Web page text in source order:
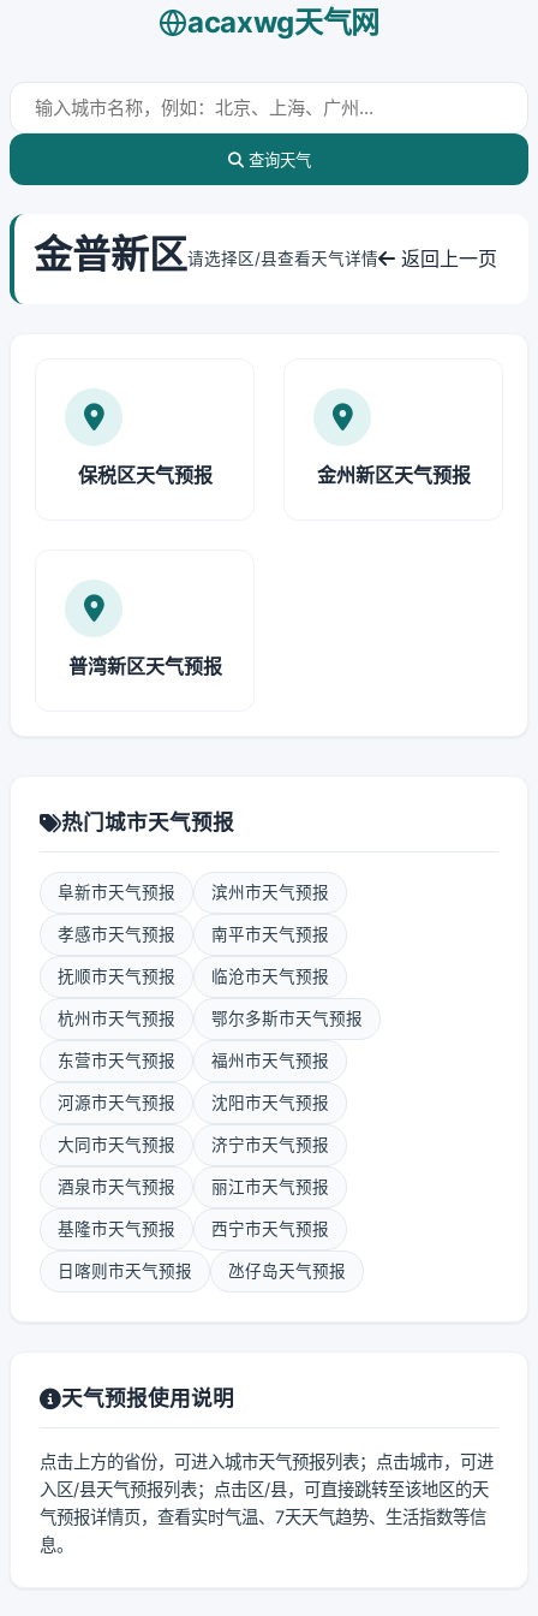
acaxwg天气网
查询天气
金普新区请选择区/县查看天气详情 返回上一页
保税区天气预报 金州新区天气预报
普湾新区天气预报
热门城市天气预报
阜新市天气预报 滨州市天气预报
孝感市天气预报 南平市天气预报
抚顺市天气预报 临沧市天气预报
杭州市天气预报 鄂尔多斯市天气预报
东营市天气预报 福州市天气预报
河源市天气预报 沈阳市天气预报
大同市天气预报 济宁市天气预报
酒泉市天气预报 丽江市天气预报
基隆市天气预报 西宁市天气预报
日喀则市天气预报 氹仔岛天气预报
天气预报使用说明
点击上方的省份，可进入城市天气预报列表；点击城市，可进
入区/县天气预报列表；点击区/县，可直接跳转至该地区的天
气预报详情页，查看实时气温、7天天气趋势、生活指数等信
息。